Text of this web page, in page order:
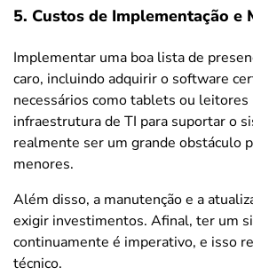
5. Custos de Implementação e
Implementar uma boa lista de
caro, incluindo adquirir o software
necessários como tablets ou
infraestrutura de TI para suportar o
realmente ser um grande obstáculo
menores.
Além disso, a manutenção e a
exigir investimentos. Afinal, ter um
continuamente é imperativo, e isso
técnico.